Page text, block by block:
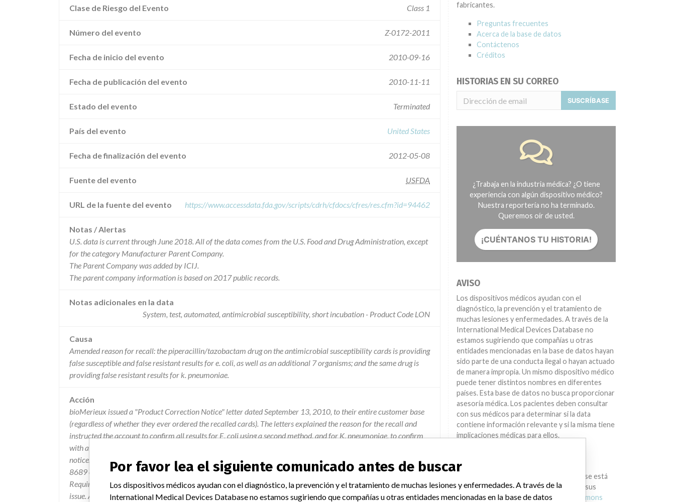
Clase de Riesgo del Evento Class 1
Número del evento Z-0172-2011
Fecha de inicio del evento 2010-09-16
Fecha de publicación del evento 2010-11-11
Estado del evento Terminated
País del evento United States
Fecha de finalización del evento 2012-05-08
Fuente del evento USFDA
URL de la fuente del evento https://www.accessdata.fda.gov/scripts/cdrh/cfdocs/cfres/res.cfm?id=94462
Notas / Alertas
U.S. data is current through June 2018. All of the data comes from the U.S. Food and Drug Administration, except
for the category Manufacturer Parent Company.
The Parent Company was added by ICIJ.
The parent company information is based on 2017 public records.
Notas adicionales en la data
System, test, automated, antimicrobial susceptibility, short incubation - Product Code LON
Causa
Amended reason for recall: the piperacillin/tazobactam drug on the antimicrobial susceptibility cards is providing
false susceptible and false resistant results for e. coli, as well as an additional 7 organisms; and the same drug is
providing false resistant results for k. pneumoniae.
Acción
bioMerieux issued a "Product Correction Notice" letter dated September 13, 2010, to their entire customer base
(regardless of whether they ever ordered the recalled cards). The letters explained the reason for the recall and
instructed the account to confirm all results for E. coli using a second method, and for K. pneumoniae, to confirm
with a second method only for resistant results. These alternate test confirmations are to continue until further
notice. The customers were to complete and return the enclosed Acknowledgement Form via fax at (314) 731-
8689 or (919) 620-6350 which indicate that the notice has been read, the instructions provided in the "Actions
Required" section were followed, and notes if they have received any reports of illness or injury related to this
issue. All future shipments will include an orange multilanguage insert to go into the boxes reminding customers
fabricantes.
Preguntas frecuentes
Acerca de la base de datos
Contáctenos
Créditos
HISTORIAS EN SU CORREO
SUSCRÍBASE
¿Trabaja en la industria médica? ¿O tiene
experiencia con algún dispositivo médico?
Nuestra reportería no ha terminado.
Queremos oír de usted.
¡CUÉNTANOS TU HISTORIA!
AVISO
Los dispositivos médicos ayudan con el
diagnóstico, la prevención y el tratamiento de
muchas lesiones y enfermedades. A través de la
International Medical Devices Database no
estamos sugiriendo que compañías u otras
entidades mencionadas en la base de datos hayan
sido parte de una conducta ilegal o hayan actuado
de manera impropia. Un mismo dispositivo médico
puede tener distintos nombres en diferentes
países. Esta base de datos no busca proporcionar
asesoría médica. Los pacientes deben consultar
con sus médicos para determinar si la data
contiene información relevante y si la misma tiene
implicaciones médicas para ellos.
DESCARGAR LA DATA
La International Medical Devices Database está
bajo la licenciaOpen Database License
y sus
contenidos bajo la licenciaCreative Commons
Por favor lea el siguiente comunicado antes de buscar
Los dispositivos médicos ayudan con el diagnóstico, la prevención y el tratamiento de muchas lesiones y enfermedades. A través de la
International Medical Devices Database no estamos sugiriendo que compañías u otras entidades mencionadas en la base de datos